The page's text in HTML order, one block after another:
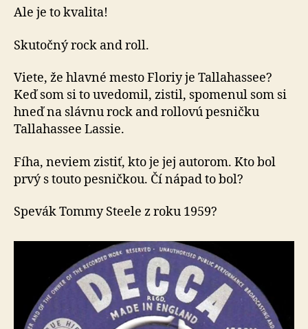
Ale je to kvalita!
Skutočný rock and roll.
Viete, že hlavné mesto Floriy je Tallahassee?
Keď som si to uvedomil, zistil, spomenul som si
hneď na slávnu rock and rollovú pesničku
Tallahassee Lassie.
Fíha, neviem zistiť, kto je jej autorom. Kto bol
prvý s touto pesničkou. Čí nápad to bol?
Spevák Tommy Steele z roku 1959?